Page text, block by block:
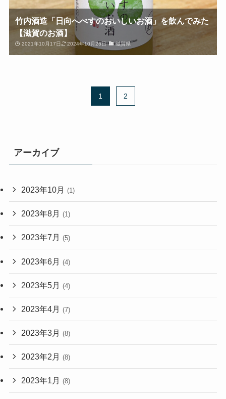
竹内酒造「日向へべすのおいしいお酒」を飲んでみた
【滋賀のお酒】
2021年10月17日 2024年10月26日 滋賀県
1 2
アーカイブ
2023年10月 (1)
2023年8月 (1)
2023年7月 (5)
2023年6月 (4)
2023年5月 (4)
2023年4月 (7)
2023年3月 (8)
2023年2月 (8)
2023年1月 (8)